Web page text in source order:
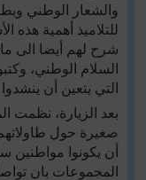
والشعار الوطني
للتلاميذ أهمية هذه
شرح لهم أيضا الى
السلام الوطني،
التي يتعين أن
بعد الزيارة، نظمت
صغيرة حول
أن يكونوا
المجموعات بان